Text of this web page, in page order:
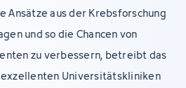
Ansätze aus der Krebsforschung
und so die Chancen von
zu verbessern, betreibt das
exzellenten Universitätskliniken